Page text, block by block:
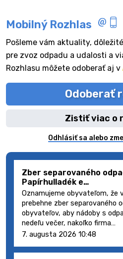
Mobilný Rozhlas
Pošleme vám aktuality, dôležité
pre zvoz odpadu a udalosti a
Rozhlasu môžete odoberať aj v
Odoberať
Zistiť viac o
Odhlásiť sa alebo
Zber separovaného
Papírhulladék e…
Oznamujeme obyvateľom, že
prebehne zber separovaného
obyvateľov, aby nádoby s
nedeľu večer, nakoľko firma…
7. augusta 2026 10:48